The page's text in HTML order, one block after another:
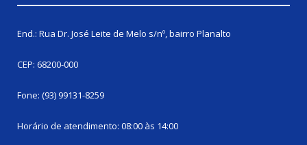
End.: Rua Dr. José Leite de Melo s/nº, bairro Planalto
CEP: 68200-000
Fone: (93) 99131-8259
Horário de atendimento: 08:00 às 14:00